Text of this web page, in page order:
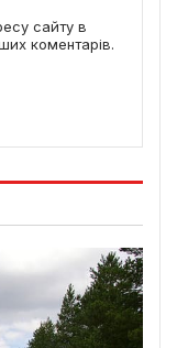
сайту в
коментарів.